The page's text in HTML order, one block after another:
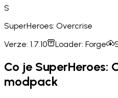
S
SuperHeroes: Overcrise
Verze: 1.7.10 Loader: Forge
Co je SuperHeroes:
modpack